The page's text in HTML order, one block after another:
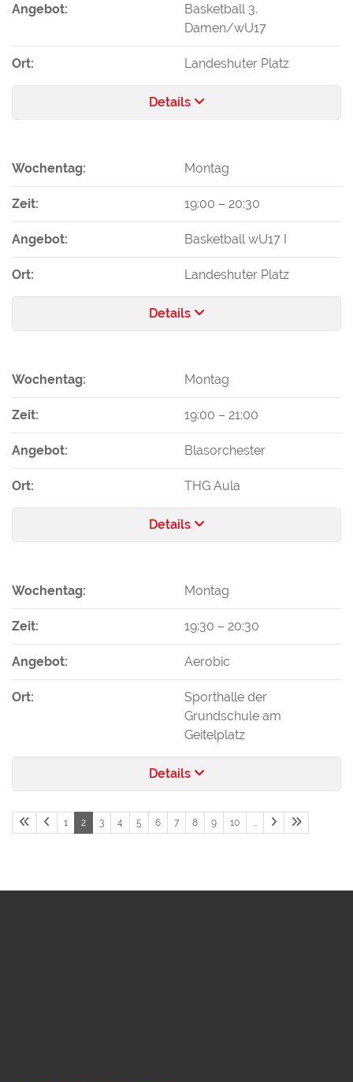
Angebot:
Basketball 3.
Damen/wU17
Ort: Landeshuter Platz
Details
Wochentag: Montag
Zeit: 19:00 – 20:30
Angebot: Basketball wU17 I
Ort: Landeshuter Platz
Details
Wochentag: Montag
Zeit: 19:00 – 21:00
Angebot: Blasorchester
Ort: THG Aula
Details
Wochentag: Montag
Zeit: 19:30 – 20:30
Angebot: Aerobic
Ort:
Sporthalle der
Grundschule am
Geitelplatz
Details
1 2 3 4 5 6 7 8 9 10